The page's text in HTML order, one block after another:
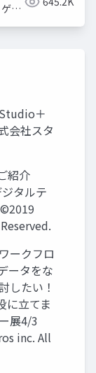
ー
＋
会社スタ
紹介
タルテ
ークフロ
ータをな
したい！
に立てま
展4/3
inc. All